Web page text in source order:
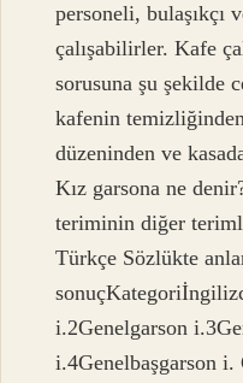
personeli, bulaşıkçı
çalışabilirler. Kafe
sorusuna şu şekilde
kafenin
düzeninden ve
Kız garsona ne
teriminin diğer
Türkçe Sözlükte
i.2Genelgarson
i.4Genelbaşgarson i.